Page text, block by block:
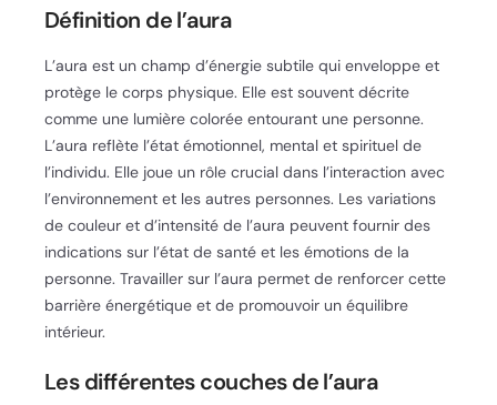
Définition de l’aura
L’aura est un champ d’énergie subtile qui enveloppe et
protège le corps physique. Elle est souvent décrite
comme une lumière colorée entourant une personne.
L’aura reflète l’état émotionnel, mental et spirituel de
l’individu. Elle joue un rôle crucial dans l’interaction avec
l’environnement et les autres personnes. Les variations
de couleur et d’intensité de l’aura peuvent fournir des
indications sur l’état de santé et les émotions de la
personne. Travailler sur l’aura permet de renforcer cette
barrière énergétique et de promouvoir un équilibre
intérieur.
Les différentes couches de l’aura